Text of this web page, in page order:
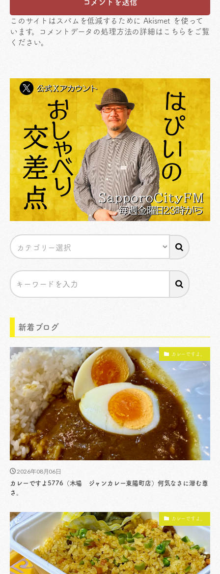
このサイトはスパムを低減するために Akismet を使って
います。
コメントデータの処理方法の詳細はこちらをご覧
ください。
新着ブログ
カレーですよ。
2026年08月06日
カレーですよ5776（木場 ジャンカレー東陽町店）何気なさに潜む尊
さ。
カレーですよ。